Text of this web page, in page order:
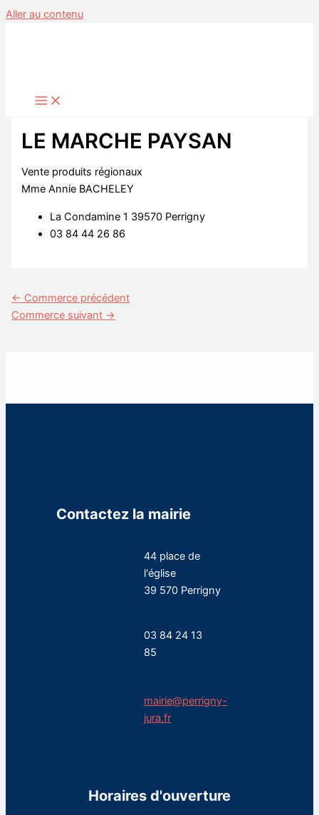
Aller au contenu
LE MARCHE PAYSAN
Vente produits régionaux
Mme Annie BACHELEY
La Condamine 1 39570 Perrigny
03 84 44 26 86
← Commerce précédent
Commerce suivant →
Contactez la mairie
44 place de
l'église
39 570 Perrigny
03 84 24 13
85
mairie@perrigny-
jura.fr
Horaires d'ouverture